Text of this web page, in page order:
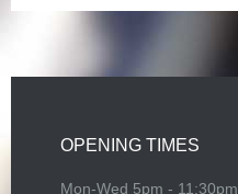
OPENING TIMES
Mon-Wed 5pm - 11:30pm